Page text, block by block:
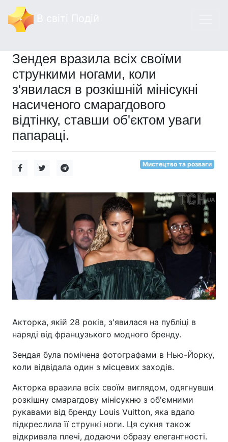
Зендея вразила всіх своїми
стрункими ногами, коли
з'явилася в розкішній мінісукні
насиченого смарагдового
відтінку, ставши об'єктом уваги
папараці.
Мистецтво та розваги
Акторка, якій 28 років, з'явилася на публіці в
наряді від французького модного бренду.
Зендая була помічена фотографами в Нью-Йорку,
коли відвідала один з місцевих заходів.
Акторка вразила всіх своїм виглядом, одягнувши
розкішну смарагдову мінісукню з об'ємними
рукавами від бренду Louis Vuitton, яка вдало
підкреслила її стрункі ноги. Ця сукня також
відкривала плечі, додаючи образу елегантності.